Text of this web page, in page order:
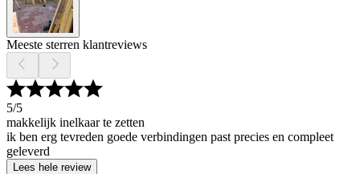
Meeste sterren klantreviews
5/5
makkelijk inelkaar te zetten
ik ben erg tevreden goede verbindingen past precies en compleet
geleverd
Lees hele review